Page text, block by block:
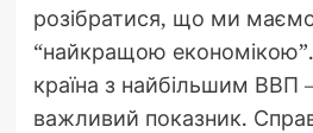
розібратися, що ми маємо
“найкращою
країна з найбільшим ВВП
важливий показник.